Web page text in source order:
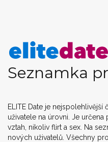
Seznamka
ELITE Date je
uživatele na úrovni. Je
vztah, nikoliv flirt a sex. Na
nových uživatelů. Všechny